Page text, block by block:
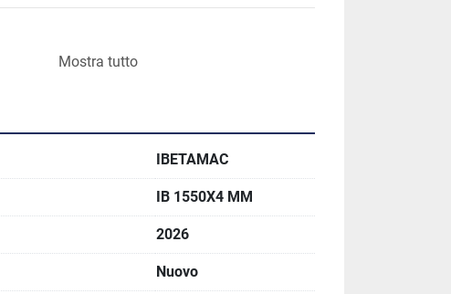
automatica programmabile:
pochi secondi
su serie lunghe
= più produzione
Mostra tutto
IBETAMAC
IB 1550X4 MM
2026
Nuovo